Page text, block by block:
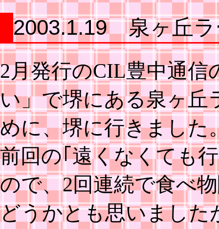
2003.1.19 泉ヶ丘ラ
2月発行のCIL豊中通
い」で堺にある泉ヶ丘
めに、堺に行きました
前回の｢遠くなくても
ので、2回連続で食べ
どうかとも思いました